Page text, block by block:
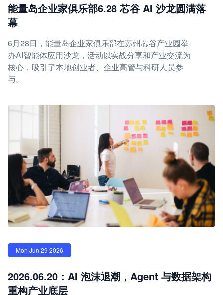
能量岛企业家俱乐部6.28 芯谷 AI 沙龙圆满落
幕
6月28日，能量岛企业家俱乐部在苏州芯谷产业园举
办AI智能体应用沙龙，活动以实战分享和产业交流为
核心，吸引了本地创业者、企业高管与科研人员参
与。
Mon Jun 29 2026
2026.06.20：AI 泡沫退潮，Agent 与数据架构
重构产业底层